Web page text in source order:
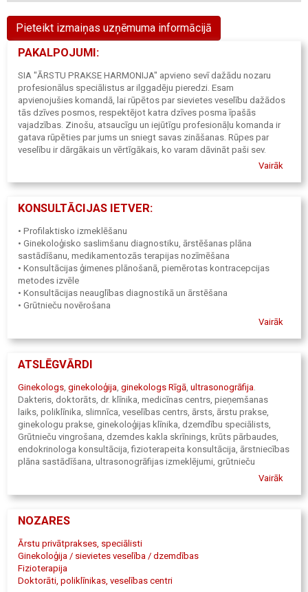
Pieteikt izmaiņas uzņēmuma informācijā
PAKALPOJUMI:
SIA "ĀRSTU PRAKSE HARMONIJA" apvieno sevī dažādu nozaru
profesionālus speciālistus ar ilggadēju pieredzi. Esam
apvienojušies komandā, lai rūpētos par sievietes veselību dažādos
tās dzīves posmos, respektējot katra dzīves posma īpašās
vajadzības. Zinošu, atsaucīgu un iejūtīgu profesionāļu komanda ir
gatava rūpēties par jums un sniegt savas zināšanas. Rūpes par
veselību ir dārgākais un vērtīgākais, ko varam dāvināt paši sev.
Vairāk
KONSULTĀCIJAS IETVER:
• Profilaktisko izmeklēšanu
• Ginekoloģisko saslimšanu diagnostiku, ārstēšanas plāna
sastādīšanu, medikamentozās terapijas nozīmēšana
• Konsultācijas ģimenes plānošanā, piemērotas kontracepcijas
metodes izvēle
• Konsultācijas neauglības diagnostikā un ārstēšana
• Grūtnieču novērošana
• Konsultācijas pirms un pēc operatīvas izmeklēšanas
Vairāk
ATSLĒGVĀRDI
Ginekologs, ginekoloģija, ginekologs Rīgā, ultrasonogrāfija.
Dakteris, doktorāts, dr. klīnika, medicīnas centrs, pieņemšanas
laiks, poliklīnika, slimnīca, veselības centrs, ārsts, ārstu prakse,
ginekologu prakse, ginekoloģijas klīnika, dzemdību speciālists,
Grūtnieču vingrošana, dzemdes kakla skrīnings, krūts pārbaudes,
endokrinologa konsultācija, fizioterapeita konsultācija, ārstniecības
plāna sastādīšana, ultrasonogrāfijas izmeklējumi, grūtnieču
ultrasonogrāfija, grūtnieču skrīningi, ārstnieciskā vingrošana,
Ginekologs Rīga, endokrinologs, Rīga fizioterapeits, Rīga,
Harmonija, "ĀRSTU PRAKSE HARMONIJA" SIA, ĀRSTU PRAKSE
HARMONIJA, Harmonija, ārstu prakse, privātprakse, sievietes
veselībai, ambulatorā aprūpe, ārstu prakse Rīgas centrā, ārstu
prakse Lāčplēša iela, apdrošināšanas polise Compensa,
apdrošināšanas polise Gjensidige, apdrošināšanas polise BTA,
Kristīne Ķempe ārsts, ginekologs, ultrasonogrāfijas speciālists,
Vairāk
NOZARES
Ārstu privātprakses, speciālisti
Ginekoloģija / sievietes veselība / dzemdības
Fizioterapija
Doktorāti, poliklīnikas, veselības centri